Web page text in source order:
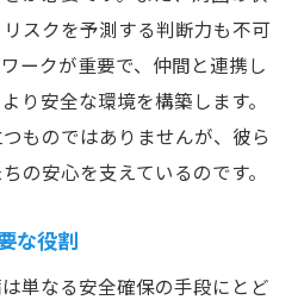
スクを予測する判断力も不可
ークが重要で、仲間と連携し
り安全な環境を構築します。
ものではありませんが、彼ら
の安心を支えているのです。
な役割
単なる安全確保の手段にとど